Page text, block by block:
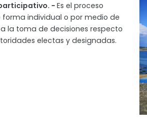
-Es el proceso
individual o por medio de
la toma de decisiones respecto
electas y designadas.